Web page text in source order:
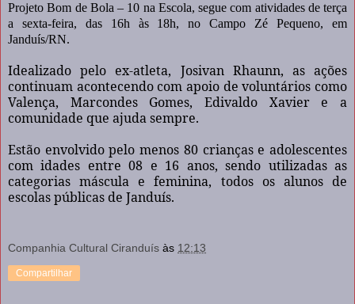
Projeto Bom de Bola – 10 na Escola, segue com atividades de terça
a sexta-feira, das 16h às 18h, no Campo Zé Pequeno, em
Janduís/RN.
Idealizado pelo ex-atleta, Josivan Rhaunn, as ações
continuam acontecendo com apoio de voluntários como
Valença, Marcondes Gomes, Edivaldo Xavier e a
comunidade que ajuda sempre.
Estão envolvido pelo menos 80 crianças e adolescentes
com idades entre 08 e 16 anos, sendo utilizadas as
categorias máscula e feminina, todos os alunos de
escolas públicas de Janduís.
Companhia Cultural Ciranduís às 12:13
Compartilhar